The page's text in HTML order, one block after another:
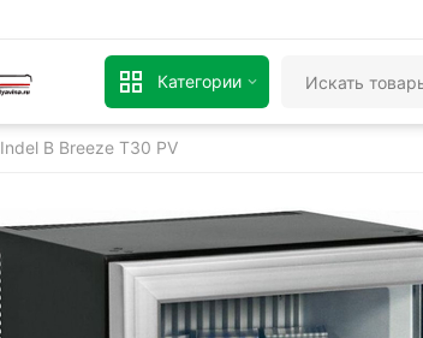
Категории
Indel B Breeze T30 PV